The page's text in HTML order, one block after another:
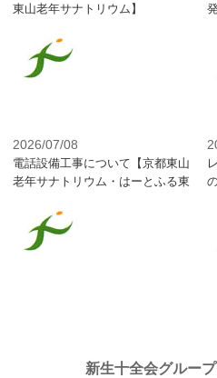
東山老年サナトリウム】
2026/07/08
電話設備工事について【京都東山
老年サナトリウム・はーとふる東
新生十全会グルー